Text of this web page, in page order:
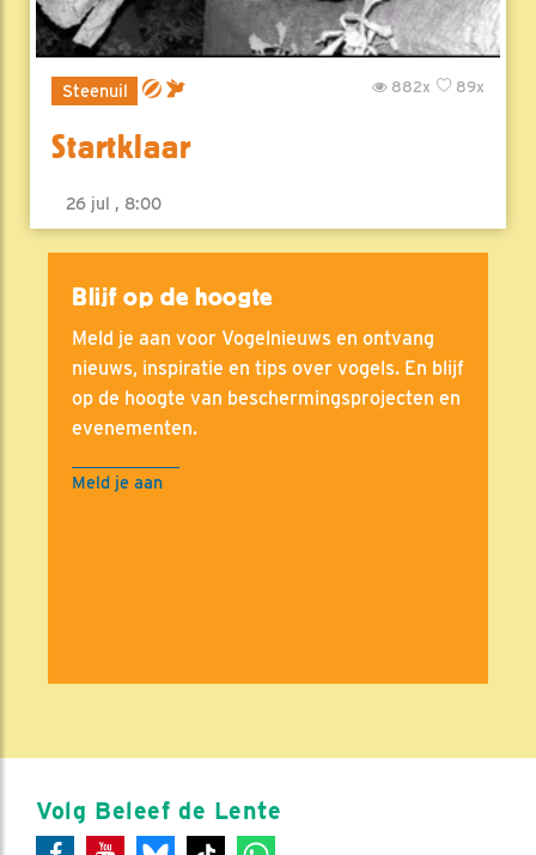
Steenuil 89x
882x
Startklaar
26 jul , 8:00
Blijf op de hoogte
Meld je aan voor Vogelnieuws en ontvang
nieuws, inspiratie en tips over vogels. En blijf
op de hoogte van beschermingsprojecten en
evenementen.
Meld je aan
Volg Beleef de Lente